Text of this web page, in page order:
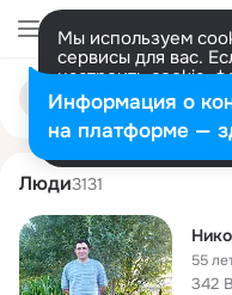
Мы используем
сервисы для вас.
настроить cookie-
представитель.
Разрешить все
Поиск
людям
nikolay ilin
Люди3131
55
342
Информация о
на платформе —